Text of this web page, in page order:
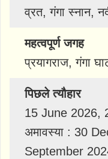
व्रत, गंगा स्नान,
महत्वपूर्ण जगह
प्रयागराज, गंगा
पिछले त्यौहार
15 June 2026,
अमावस्या : 30
September